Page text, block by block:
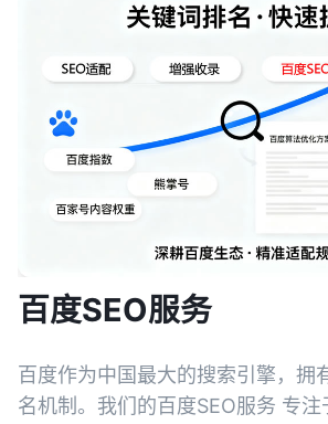
百度SEO服务
百度作为中国最大的搜索引擎，拥
名机制。我们的百度SEO服务 专